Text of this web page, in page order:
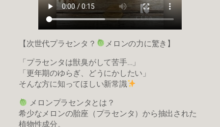
【次世代プラセンタ？
メロンの力に驚き】
「プラセンタは獣臭がして苦手…」
「更年期のゆらぎ、どうにかしたい」
そんな方に知ってほしい新常識
メロンプラセンタとは？
希少なメロンの胎座（プラセンタ）から抽出された
植物性成分。